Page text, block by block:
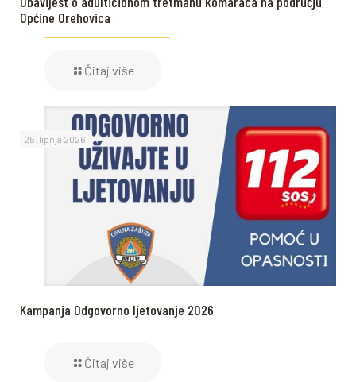
Općine Orehovica
Čitaj više
25. lipnja 2026.
Kampanja Odgovorno ljetovanje 2026
Čitaj više